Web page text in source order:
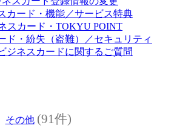
カード・機能／サービス特典
スカード・TOKYU POINT
ド・紛失（盗難）／セキュリティ
ジネスカードに関するご質問
その他 (91件)